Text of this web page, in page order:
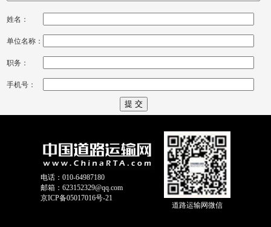
姓名：
单位名称：
职务：
手机号：
电话：010-64987180
邮箱：623152329@qq.com
京ICP备05017016号-21
道路运输网微信